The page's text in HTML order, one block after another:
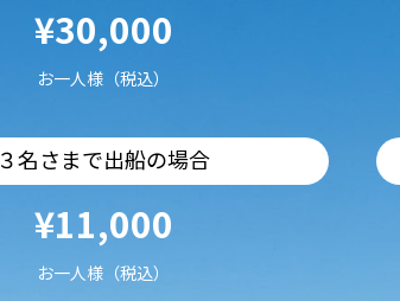
¥30,000
お一人様（税込）
３名さまで出船の場合
¥11,000
お一人様（税込）